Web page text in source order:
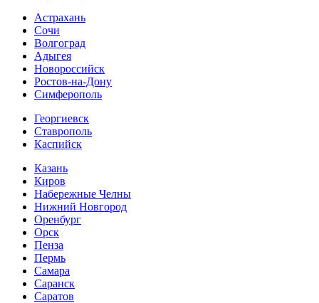
Астрахань
Сочи
Волгоград
Адыгея
Новороссийск
Ростов-на-Дону
Симферополь
Георгиевск
Ставрополь
Каспийск
Казань
Киров
Набережные Челны
Нижний Новгород
Оренбург
Орск
Пенза
Пермь
Самара
Саранск
Саратов